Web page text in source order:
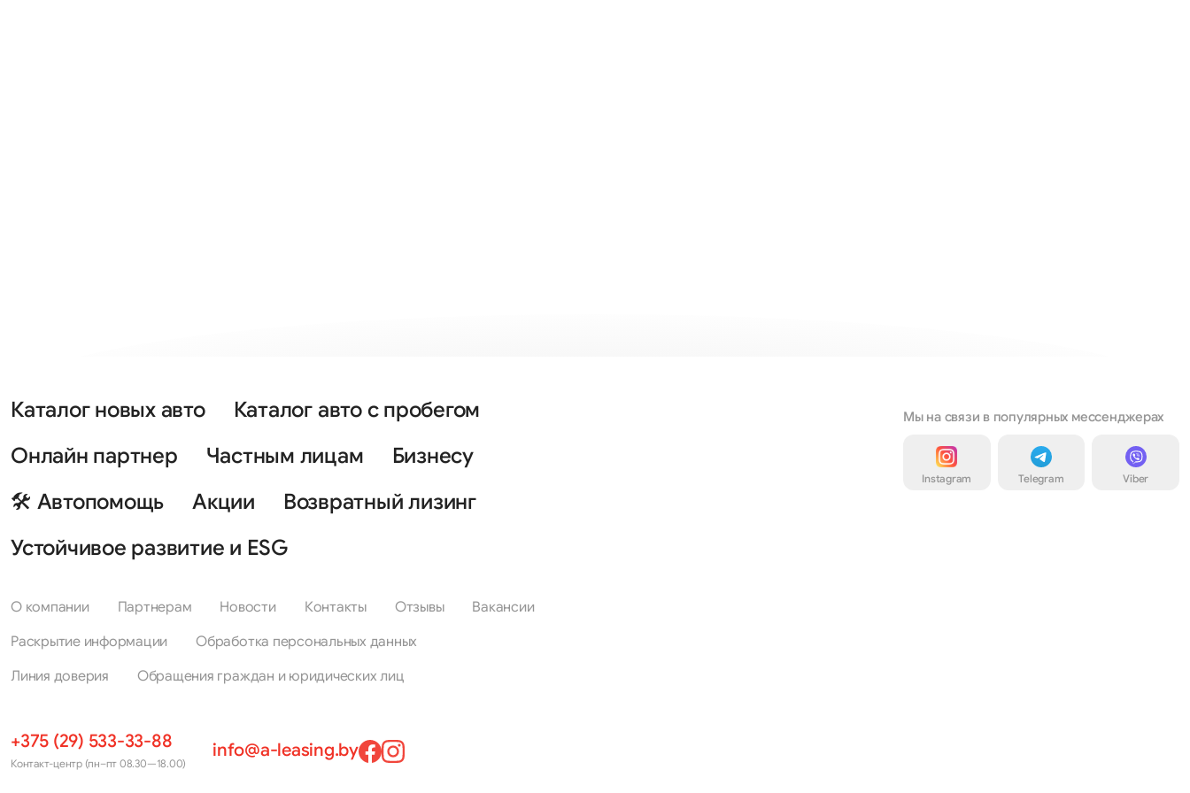
Каталог новых авто
Каталог авто с пробегом
Онлайн партнер
Частным лицам
Бизнесу
🛠 Автопомощь
Акции
Возвратный лизинг
Устойчивое развитие и ESG
О компании Партнерам Новости Контакты Отзывы
Вакансии
Раскрытие информации
Обработка персональных данных
Линия доверия
Обращения граждан и юридических лиц
+375 (29) 533-33-88
Контакт-центр (пн–пт 08.30—18.00)
info@a-leasing.by
Мы на связи в популярных мессенджерах
Instagram Telegram Viber